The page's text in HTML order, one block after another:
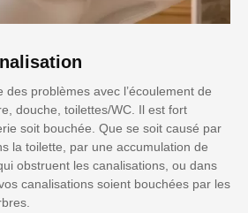
problèmes avec l’écoulement de
douche, toilettes/WC. Il est fort
soit bouchée. Que se soit causé par
la toilette, par une accumulation de
obstruent les canalisations, ou dans
canalisations soient bouchées par les